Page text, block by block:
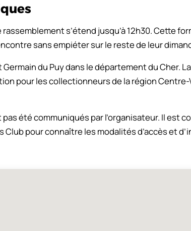
s’étend jusqu’à 12h30. Cette
sans empiéter sur le reste de leur
du Puy dans le département du Cher. La
pour les collectionneurs de la région Centre-
été communiqués par l’organisateur. Il est
Club pour connaître les modalités d’accès et